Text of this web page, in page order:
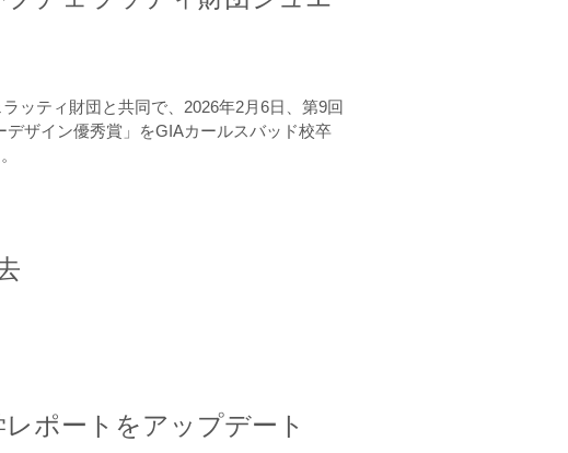
ッティ財団と共同で、2026年2月6日、第9回
デザイン優秀賞」をGIAカールスバッド校卒
ポートをアップデート